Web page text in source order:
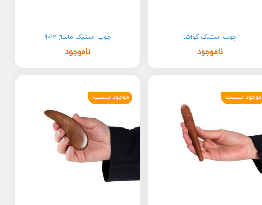
چوب استیک گواشا
ناموجود
چوب استیک ماساژ 9012
ناموجود
موجود نیست! موجود نیست!